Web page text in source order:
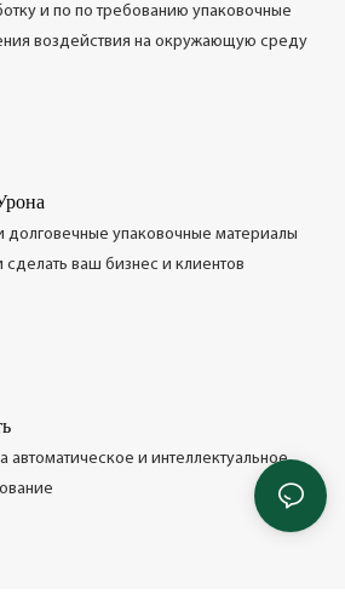
и по по требованию упаковочные
воздействия на окружающую среду
долговечные упаковочные материалы
ваш бизнес и клиентов
автоматическое и интеллектуальное